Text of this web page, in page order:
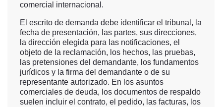
comercial internacional.
El escrito de demanda debe identificar el tribunal, la
fecha de presentación, las partes, sus direcciones,
la dirección elegida para las notificaciones, el
objeto de la reclamación, los hechos, las pruebas,
las pretensiones del demandante, los fundamentos
jurídicos y la firma del demandante o de su
representante autorizado. En los asuntos
comerciales de deuda, los documentos de respaldo
suelen incluir el contrato, el pedido, las facturas, los